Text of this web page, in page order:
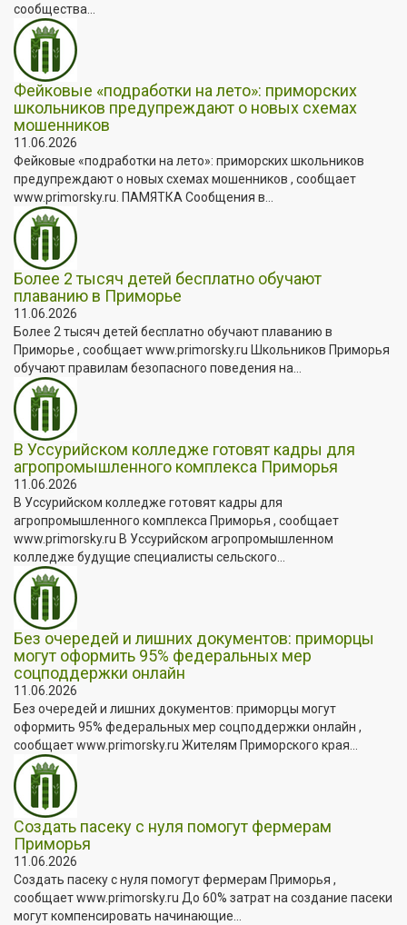
сообщества...
Фейковые «подработки на лето»: приморских
школьников предупреждают о новых схемах
мошенников
11.06.2026
Фейковые «подработки на лето»: приморских школьников
предупреждают о новых схемах мошенников , сообщает
www.primorsky.ru. ПАМЯТКА Сообщения в...
Более 2 тысяч детей бесплатно обучают
плаванию в Приморье
11.06.2026
Более 2 тысяч детей бесплатно обучают плаванию в
Приморье , сообщает www.primorsky.ru Школьников Приморья
обучают правилам безопасного поведения на...
В Уссурийском колледже готовят кадры для
агропромышленного комплекса Приморья
11.06.2026
В Уссурийском колледже готовят кадры для
агропромышленного комплекса Приморья , сообщает
www.primorsky.ru В Уссурийском агропромышленном
колледже будущие специалисты сельского...
Без очередей и лишних документов: приморцы
могут оформить 95% федеральных мер
соцподдержки онлайн
11.06.2026
Без очередей и лишних документов: приморцы могут
оформить 95% федеральных мер соцподдержки онлайн ,
сообщает www.primorsky.ru Жителям Приморского края...
Создать пасеку с нуля помогут фермерам
Приморья
11.06.2026
Создать пасеку с нуля помогут фермерам Приморья ,
сообщает www.primorsky.ru До 60% затрат на создание пасеки
могут компенсировать начинающие...